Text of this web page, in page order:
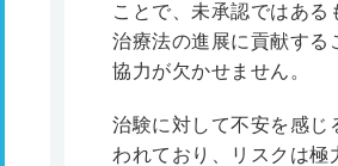
ことで、未承認ではあ
治療法の進展に貢献する
協力が欠かせません。
治験に対して不安を感じ
われており、リスクは